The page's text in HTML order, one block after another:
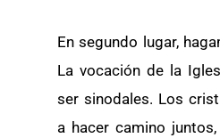
En segundo lugar,
La vocación de la
ser sinodales. Los
a hacer camino